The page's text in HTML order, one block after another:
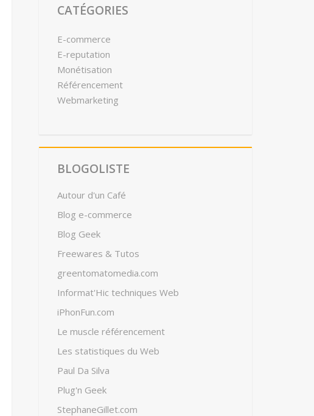
CATÉGORIES
E-commerce
E-reputation
Monétisation
Référencement
Webmarketing
BLOGOLISTE
Autour d'un Café
Blog e-commerce
Blog Geek
Freewares & Tutos
greentomatomedia.com
Informat'Hic techniques Web
iPhonFun.com
Le muscle référencement
Les statistiques du Web
Paul Da Silva
Plug'n Geek
StephaneGillet.com